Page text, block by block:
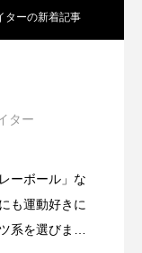
ターの新着記事
ター
ーボール」な
も運動好きに
系を選びまし
力も
類別一覧｜各